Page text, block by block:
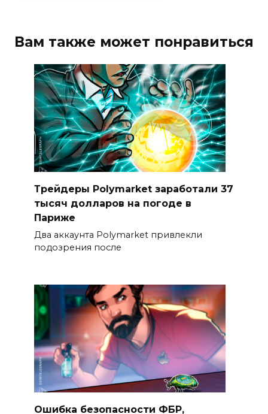
Вам также может понравиться
Трейдеры Polymarket заработали 37
тысяч долларов на погоде в
Париже
Два аккаунта Polymarket привлекли
подозрения после
Ошибка безопасности ФБР,